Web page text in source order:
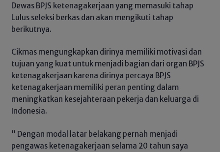
Dewas BPJS ketenagakerjaan yang memasuki tahap
Lulus seleksi berkas dan akan mengikuti tahap
berikutnya.
Cikmas mengungkapkan dirinya memiliki motivasi dan
tujuan yang kuat untuk menjadi bagian dari organ BPJS
ketenagakerjaan karena dirinya percaya BPJS
ketenagakerjaan memiliki peran penting dalam
meningkatkan kesejahteraan pekerja dan keluarga di
Indonesia.
” Dengan modal latar belakang pernah menjadi
pengawas ketenagakerjaan selama 20 tahun saya